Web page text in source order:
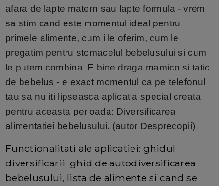
afara de lapte matern sau lapte formula - vrem
sa stim cand este momentul ideal pentru
primele alimente, cum i le oferim, cum le
pregatim pentru stomacelul bebelusului si cum
le putem combina. E bine draga mamico si tatic
de bebelus - e exact momentul ca pe telefonul
tau sa nu iti lipseasca aplicatia special creata
pentru aceasta perioada: Diversificarea
alimentatiei bebelusului. (autor Desprecopii)
Functionalitati ale aplicatiei: ghidul
diversificarii, ghid de autodiversificarea
bebelusului, lista de alimente si cand se